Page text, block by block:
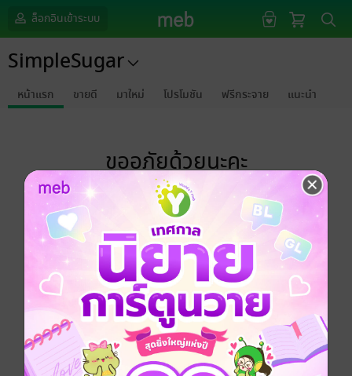
ล็อกอินเข้าระบบ
SimpleSugar
หน้าแรก ขายดี มาใหม่ โปรโมชัน ฟรีกระจาย แนะนำ
ขออภัยด้วยนะคะ
ไม่พบข้อมูลในหัวข้อที่คุณกำลังชมค่ะ